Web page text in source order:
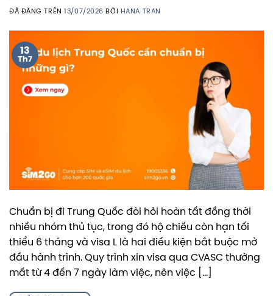
ĐÃ ĐĂNG TRÊN13/07/2026 BỞI HANA TRAN
13
Th7
Chuẩn bị đi Trung Quốc đòi hỏi hoàn tất đồng thời
nhiều nhóm thủ tục, trong đó hộ chiếu còn hạn tối
thiểu 6 tháng và visa L là hai điều kiện bắt buộc mở
đầu hành trình. Quy trình xin visa qua CVASC thường
mất từ 4 đến 7 ngày làm việc, nên việc […]